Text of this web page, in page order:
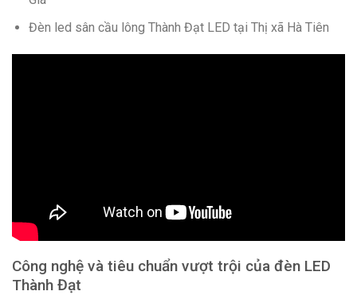
Đèn led sân cầu lông Thành Đạt LED tại Thị xã Hà Tiên
Công nghệ và tiêu chuẩn vượt trội của đèn LED
Thành Đạt